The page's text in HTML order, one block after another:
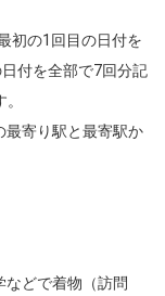
初の1回目の日付を
付を全部で7回分記
最寄り駅と最寄駅か
どで着物（訪問